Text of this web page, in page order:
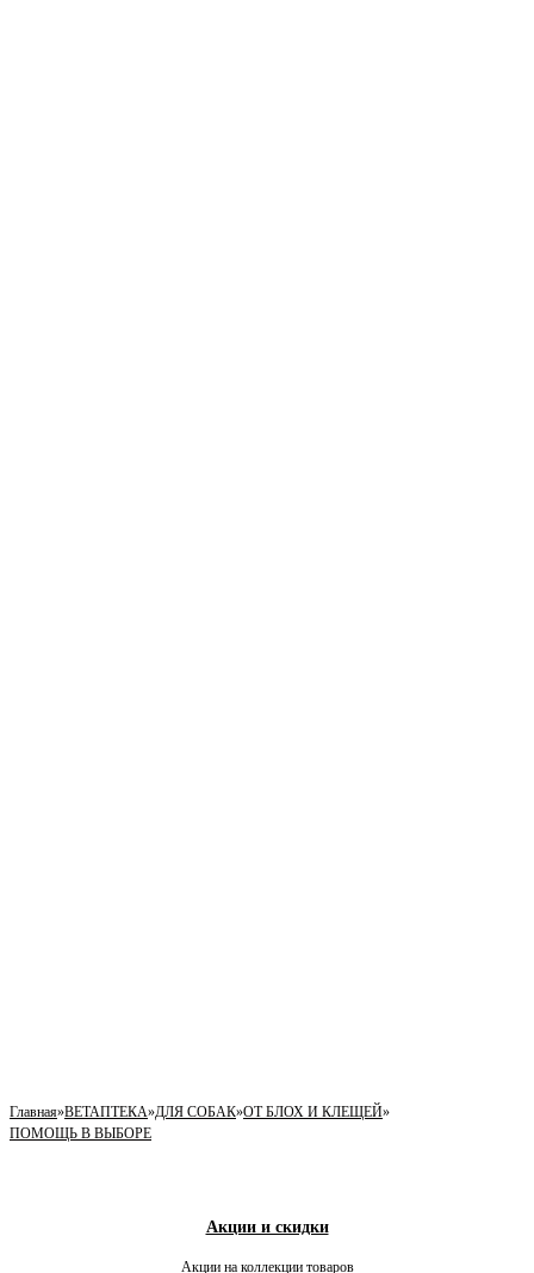
Главная»ВЕТАПТЕКА»ДЛЯ СОБАК»ОТ БЛОХ И КЛЕЩЕЙ»
ПОМОЩЬ В ВЫБОРЕ
Акции и скидки
Акции на коллекции товаров